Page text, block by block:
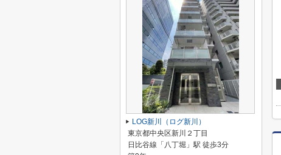
LOG新川（ログ新川）
東京都中央区新川２丁目
日比谷線「八丁堀」駅 徒歩3分